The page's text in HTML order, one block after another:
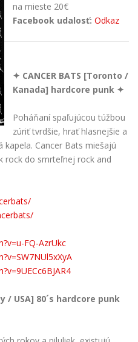
na mieste 20€
Facebook udalosť: Odkaz
✦ CANCER BATS [Toronto /
Kanada] hardcore punk ✦
Poháňaní spaľujúcou túžbou
zúriť tvrdšie, hrať hlasnejšie a
Cancer Bats miešajú
rock do smrteľnej rock and
FQ-AzrUkc
/ USA] 80´s hardcore punk